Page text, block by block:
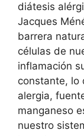
diátesis
Jacques
barrera
células de
inflamación
constante, lo
alergia,
manganeso
nuestro